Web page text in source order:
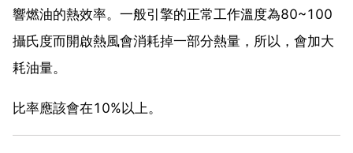
響燃油的熱效率。一般引擎的正常工作溫度為80~100
攝氏度而開啟熱風會消耗掉一部分熱量，所以，會加大
耗油量。
比率應該會在10%以上。